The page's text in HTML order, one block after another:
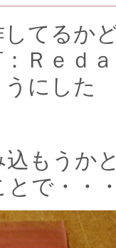
してるか
Ｒｅｄ
にした
込もうか
とで・・